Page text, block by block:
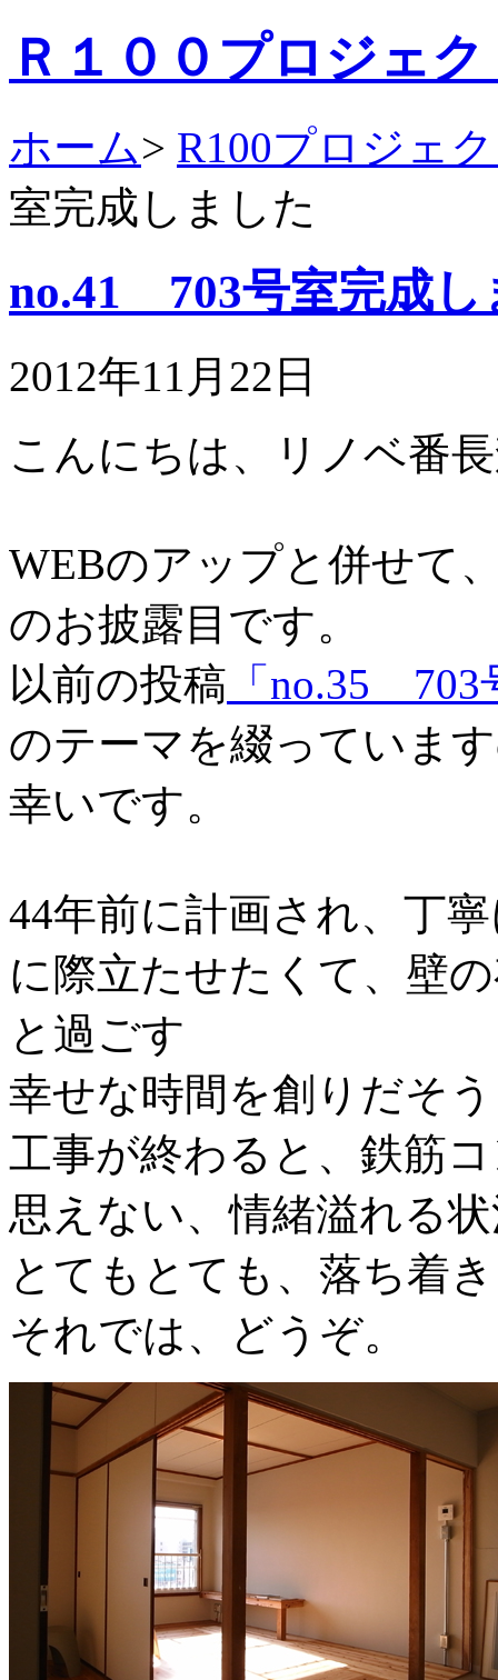
Ｒ１００プロジェ
ホーム> R100プロジェ
室完成しました
no.41 703号室完成し
2012年11月22日
こんにちは、リノベ番
WEBのアップと併せて
のお披露目です。
以前の投稿 「no.35
のテーマを綴っていま
幸いです。
44年前に計画され、丁
に際立たせたくて、壁
と過ごす
幸せな時間を創りだそ
工事が終わると、鉄筋
思えない、情緒溢れる
とてもとても、落ち着
それでは、どうぞ。